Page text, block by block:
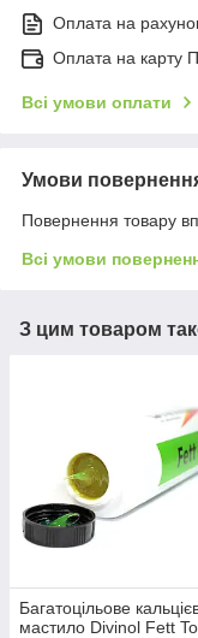
Оплата на
Оплата на карту
Всі умови оплати
Умови
Повернення товару
Всі умови
З цим товаром
Багатоцільове
мастило Divinol Fett